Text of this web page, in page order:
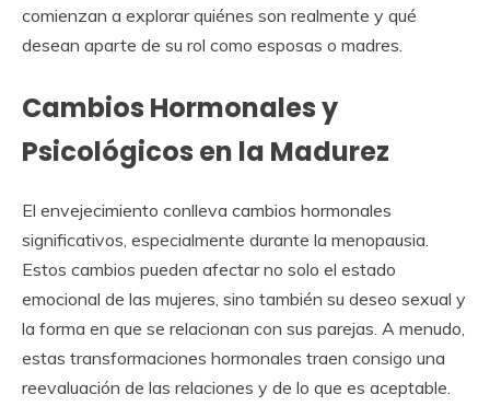
comienzan a explorar quiénes son realmente y qué
desean aparte de su rol como esposas o madres.
Cambios Hormonales y
Psicológicos en la Madurez
El envejecimiento conlleva cambios hormonales
significativos, especialmente durante la menopausia.
Estos cambios pueden afectar no solo el estado
emocional de las mujeres, sino también su deseo sexual y
la forma en que se relacionan con sus parejas. A menudo,
estas transformaciones hormonales traen consigo una
reevaluación de las relaciones y de lo que es aceptable.